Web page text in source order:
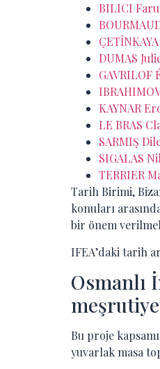
BILICI
DUMAS
GAVRILOF
KAYNAR
LE BRAS
SARMIŞ
SIGALAS
TERRIER
Tarih Birimi,
konuları
bir önem
IFEA’daki tarih
Osmanlı
Bu proje
yuvarlak masa